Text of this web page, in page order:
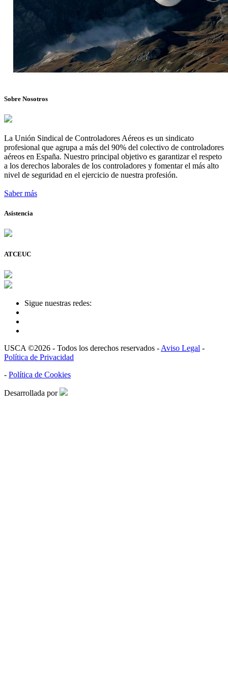
Sobre Nosotros
La Unión Sindical de Controladores Aéreos es un sindicato
profesional que agrupa a más del 90% del colectivo de controladores
aéreos en España. Nuestro principal objetivo es garantizar el respeto
a los derechos laborales de los controladores y fomentar el más alto
nivel de seguridad en el ejercicio de nuestra profesión.
Saber más
Asistencia
ATCEUC
Sigue nuestras redes:
USCA ©2026 - Todos los derechos reservados - Aviso Legal -
Política de Privacidad
- Política de Cookies
Desarrollada por